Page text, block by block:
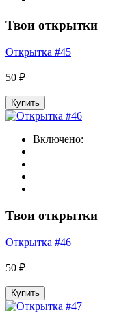
Твои открытки
Открытка #45
50 ₽
Купить
Включено:
Твои открытки
Открытка #46
50 ₽
Купить